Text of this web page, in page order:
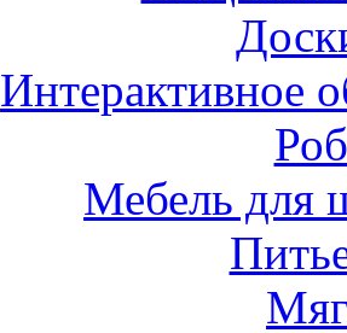
Интерактивное
Мебель для